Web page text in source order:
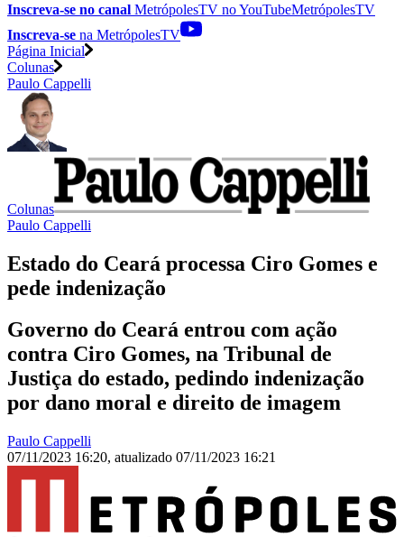
Inscreva-se no canal MetrópolesTV noYouTubeMetrópolesTV
Inscreva-se na MetrópolesTV
Página Inicial
Colunas
Paulo Cappelli
Colunas
Paulo Cappelli
Estado do Ceará processa Ciro Gomes e
pede indenização
Governo do Ceará entrou com ação
contra Ciro Gomes, na Tribunal de
Justiça do estado, pedindo indenização
por dano moral e direito de imagem
Paulo Cappelli
07/11/2023 16:20, atualizado 07/11/2023 16:21